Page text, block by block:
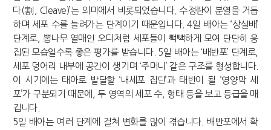
다(割, Cleave)’는 의미에서 비롯되었습니다. 수정란이 분열을 거듭
하며 세포 수를 늘려가는 단계이기 때문입니다. 4일 배아는 ‘상실배’
단계로, 뽕나무 열매인 오디처럼 세포들이 빽빽하게 모여 단단히 응
집된 모습일수록 좋은 평가를 받습니다. 5일 배아는 ‘배반포’ 단계로,
세포 덩어리 내부에 공간이 생기며 ‘주머니’ 같은 구조를 형성합니다.
이 시기에는 태아로 발달할 ‘내세포 집단’과 태반이 될 ‘영양막 세
포’가 구분되기 때문에, 두 영역의 세포 수, 형태 등을 보고 등급을 매
깁니다.
5일 배아는 여러 단계에 걸쳐 변화를 많이 겪습니다. 배반포에서 확